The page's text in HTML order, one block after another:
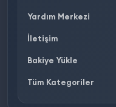
Yardım Merkezi
İletişim
Bakiye Yükle
Tüm Kategoriler